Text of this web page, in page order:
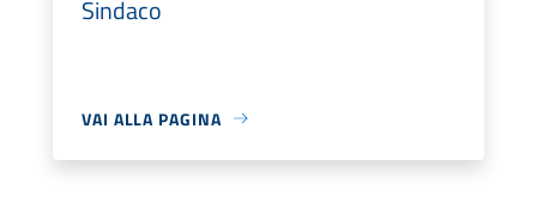
Sindaco
VAI ALLA PAGINA